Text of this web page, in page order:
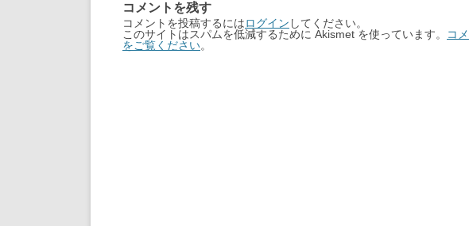
コメントを残す
コメントを投稿するにはログイン してください。
このサイトはスパムを低減するために Akismet を使っています。
コ
をご覧ください。